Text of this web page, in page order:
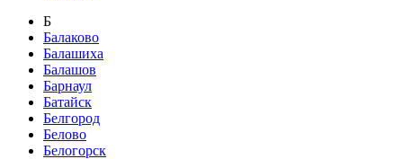
Б
Балаково
Балашиха
Балашов
Барнаул
Батайск
Белгород
Белово
Белогорск